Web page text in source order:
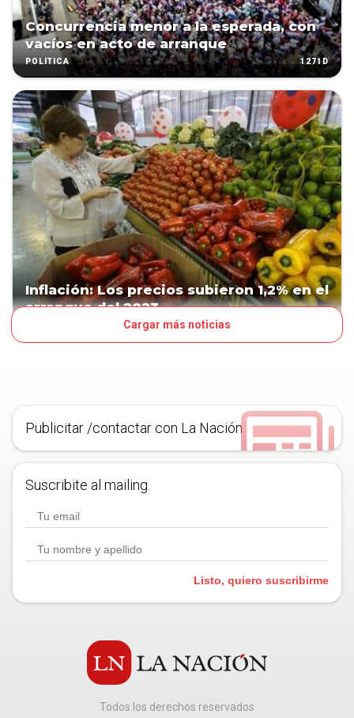
Concurrencia menor a la esperada, con
vacíos en acto de arranque
POLÍTICA 1271D
Inflación: Los precios subieron 1,2% en el
arranque del 2023
Cargar más noticias
Publicitar /contactar con La Nación
Suscribite al mailing.
Listo, quiero suscribirme
Todos los derechos reservados